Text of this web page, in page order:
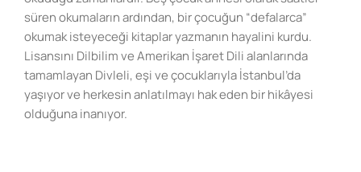
süren okumaların ardından, bir çocuğun “defalarca”
okumak isteyeceği kitaplar yazmanın hayalini kurdu.
Lisansını Dilbilim ve Amerikan İşaret Dili alanlarında
tamamlayan Divleli, eşi ve çocuklarıyla İstanbul’da
yaşıyor ve herkesin anlatılmayı hak eden bir hikâyesi
olduğuna inanıyor.